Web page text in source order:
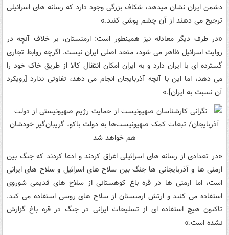
دشمن ایران نشان میدهد، شکاف بزرگی وجود دارد که رسانه های اسرائیلی
ترجیح می دهند از آن چشم پوشی کنند.»
«در طرف دیگر معادله نیز همینطور است: ارمنستان، بر خلاف آنچه در
روایت اسرائیل ظاهر می شود، متحد اصلی ایران نیست. اگرچه روابط تجاری
گسترده ای با ایران دارد و به ایران امکان انتقال کالا از طریق خاک خود را
می دهد، اما این با آنچه آذربایجان انجام می دهد، تفاوتی ندارد [رویکرد
آن نسبت به ایران].»
«در تعدادی از رسانه های اسرائیلی اغراق کردند و ادعا کردند که جنگ بین
ارمنی ها و آذربایجانی ها جنگ بین سلاح های اسرائیل و سلاح های ایرانی
است، اما ارمنی ها در قره باغ کوهستانی از سلاح های قدیمی شوروی
استفاده می کنند و ارتش ارمنستان از سلاح های روسی استفاده می کند.
تاکنون هیچ استفاده ای از تسلیحات ایرانی در جنگ در قره باغ گزارش
نشده است.»